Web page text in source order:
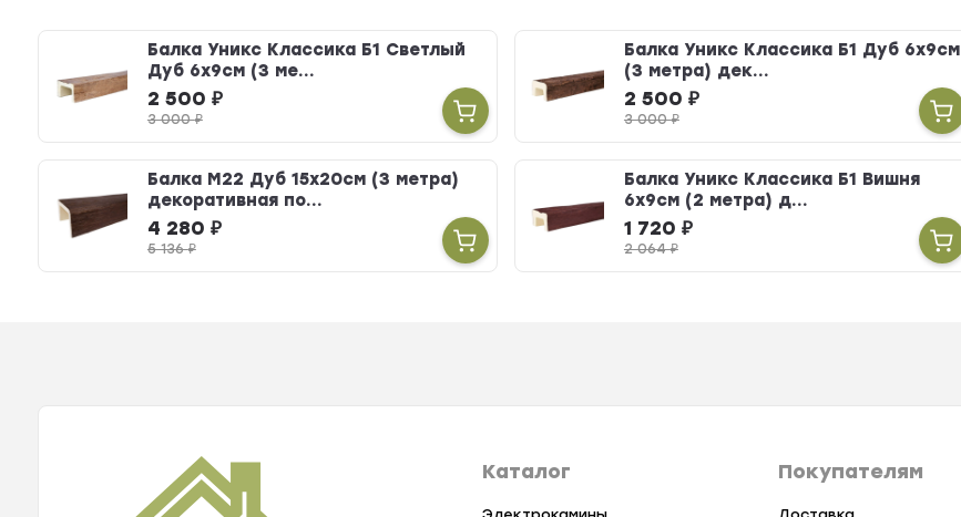
Балка Уникс Классика Б1 Светлый
Дуб 6х9см (3 ме...
2 500 ₽
3 000₽
Балка Уникс Классика Б1 Дуб 6х9см
(3 метра) дек...
2 500 ₽
3 000₽
Балка М22 Дуб 15х20см (3 метра)
декоративная по...
4 280 ₽
5 136₽
Балка Уникс Классика Б1 Вишня
6х9см (2 метра) д...
1 720 ₽
2 064₽
Каталог Покупателям